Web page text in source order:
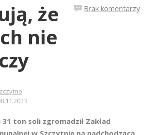
Brak komentarzy
że
nie
ton soli zgromadził Zakład
w Szczytnie na nadchodzącą